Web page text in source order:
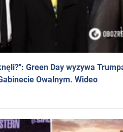
Green Day wyzywa
Owalnym. Wideo